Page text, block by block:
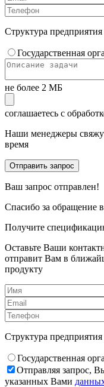
Структура предприятия
Государственная
не более 2 МБ
соглашаетесь с
Наши менеджеры
время
Отправить запрос
Ваш запрос отправлен!
Спасибо за обращение
Получите
Оставьте Ваши
отправит Вам в
продукту
Структура предприятия
Государственная
Отправляя запрос,
указанных Вами